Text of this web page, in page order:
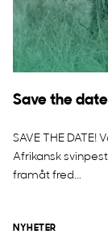
Save the
SAVE THE
Afrikansk
framåt fred...
NYHETER